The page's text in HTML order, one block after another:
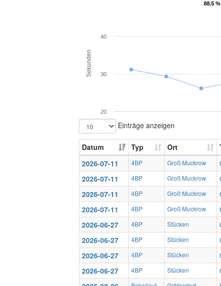
88.5
88.5
Sekunden
20
30
40
Einträge anzeigen
Datum Typ Ort
2026-07-11
4BP Groß Muckrow
2026-07-11
4BP Groß Muckrow
2026-07-11
4BP Groß Muckrow
2026-07-11
4BP Groß Muckrow
2026-06-27
4BP Stücken
2026-06-27
4BP Stücken
2026-06-27
4BP Stücken
2026-06-27
4BP Stücken